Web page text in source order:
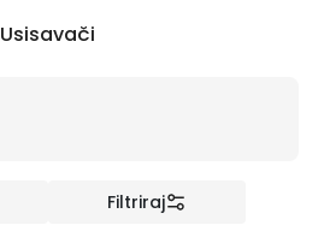
Usisavači
Filtriraj